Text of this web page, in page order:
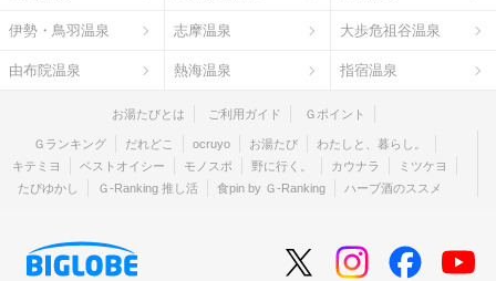
伊勢・鳥羽温泉 志摩温泉 大歩危祖谷温泉
由布院温泉 熱海温泉 指宿温泉
お湯たびとは ご利用ガイド Ｇポイント
Ｇランキング だれどこ ocruyo お湯たび
わたしと、暮らし。
キテミヨ
ベストオイシー モノスポ 野に行く。 カウナラ
ミツケヨ
たびゆかし
Ｇ-Ranking 推し活 食pin by Ｇ-Ranking ハーブ酒のススメ